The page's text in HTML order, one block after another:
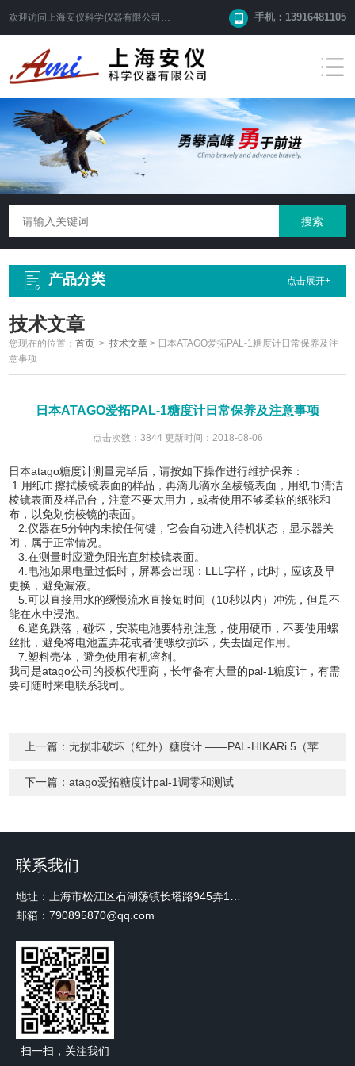
欢迎访问 上海安仪科学仪器有限公司 网站！ 手机：13916481105
产品分类 点击展开+
技术文章
您现在的位置：首页 >技术文章 > 日本ATAGO爱拓PAL-1糖度计日常保养及注
意事项
日本ATAGO爱拓PAL-1糖度计日常保养及注意事项
点击次数：3844 更新时间：2018-08-06
日本atago糖度计测量完毕后，请按如下操作进行维护保养：
1.用纸巾擦拭棱镜表面的样品，再滴几滴水至棱镜表面，用纸巾清洁
棱镜表面及样品台，注意不要太用力，或者使用不够柔软的纸张和
布，以免划伤棱镜的表面。
2.仪器在5分钟内未按任何键，它会自动进入待机状态，显示器关
闭，属于正常情况。
3.在测量时应避免阳光直射棱镜表面。
4.电池如果电量过低时，屏幕会出现：LLL字样，此时，应该及早
更换，避免漏液。
5.可以直接用水的缓慢流水直接短时间（10秒以内）冲洗，但是不
能在水中浸泡。
6.避免跌落，碰坏，安装电池要特别注意，使用硬币，不要使用螺
丝批，避免将电池盖弄花或者使螺纹损坏，失去固定作用。
7.塑料壳体，避免使用有机溶剂。
我司是atago公司的授权代理商，长年备有大量的pal-1糖度计，有需
要可随时来电联系我司。
上一篇：无损非破坏（红外）糖度计 ——PAL-HIKARi 5（苹果）
下一篇：atago爱拓糖度计pal-1调零和测试
联系我们
邮箱：790895870@qq.com
扫一扫，关注我们